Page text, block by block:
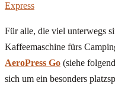
Express
Für alle, die viel unterwegs
Kaffeemaschine fürs
AeroPress Go (siehe
sich um ein besonders